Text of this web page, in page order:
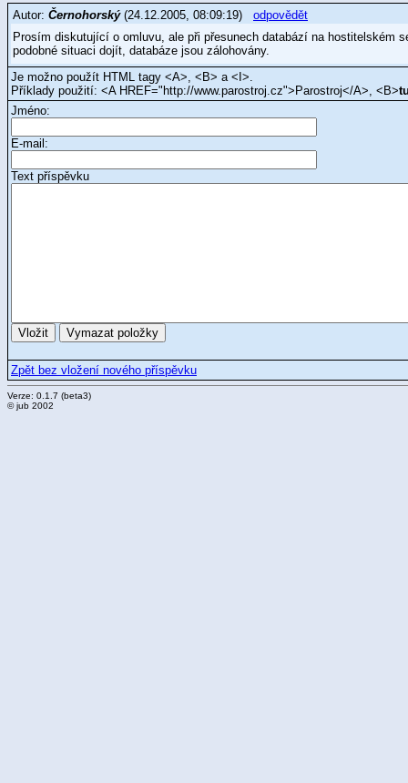
Autor: Černohorský(24.12.2005, 08:09:19) odpovědět
Prosím diskutující o omluvu, ale při přesunech databází na hostitelském
podobné situaci dojít, databáze jsou zálohovány.
Je možno použít HTML tagy <A>, <B> a <I>.
Příklady použití: <A HREF="http://www.parostroj.cz">Parostroj</A>, <B>
Jméno:
E-mail:
Text příspěvku
Zpět bez vložení nového příspěvku
Verze: 0.1.7 (beta3)
© jub 2002